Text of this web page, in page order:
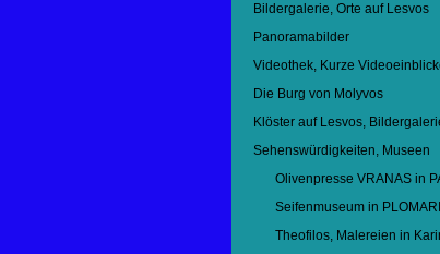
Bildergalerie, Orte auf Lesvos
Panoramabilder
Videothek, Kurze
Die Burg von Molyvos
Klöster auf Lesvos,
Sehenswürdigkeiten, Museen
Olivenpresse VRANAS in
Seifenmuseum in PLOMARI
Theofilos, Malereien in